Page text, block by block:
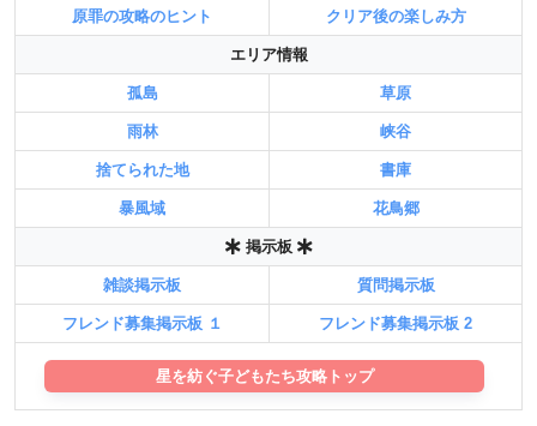
原罪の攻略のヒント クリア後の楽しみ方
エリア情報
孤島 草原
雨林 峡谷
捨てられた地 書庫
暴風域 花鳥郷
掲示板
雑談掲示板 質問掲示板
フレンド募集掲示板 １ フレンド募集掲示板 2
星を紡ぐ子どもたち攻略トップ